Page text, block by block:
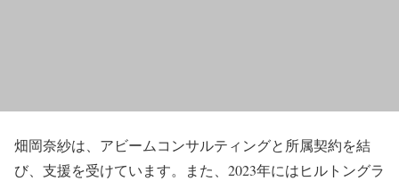
畑岡奈紗は、アビームコンサルティングと所属契約を結
び、支援を受けています。また、2023年にはヒルトングラ